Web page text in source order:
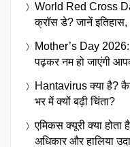
World Red Cross
क्रॉस डे? जानें इतिहास,
Mother’s Day 2026:
पढ़कर नम हो जाएंगी
Hantavirus क्या है?
भर में क्यों बढ़ी चिंता?
एमिकस क्यूरी क्या होता
अधिकार और हालिया